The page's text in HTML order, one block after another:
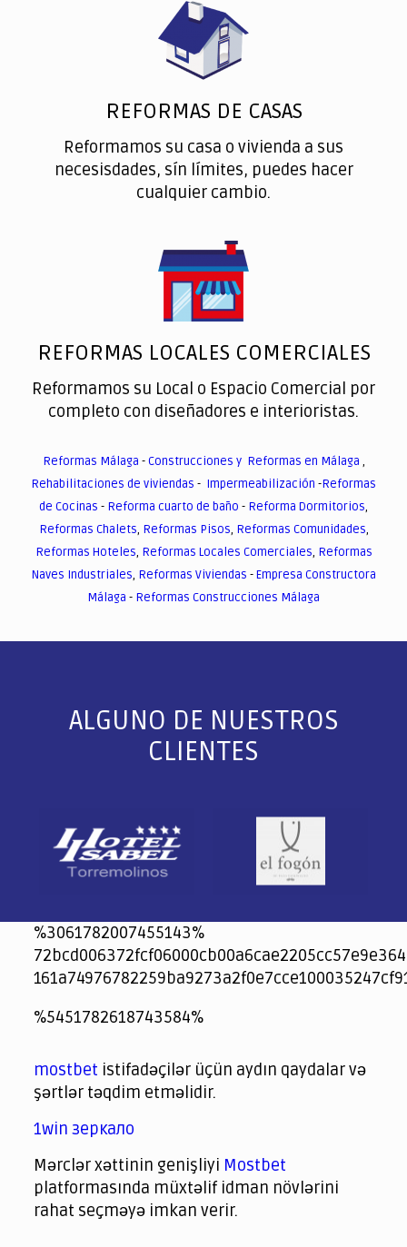
REFORMAS DE CASAS
Reformamos su casa o vivienda a sus
necesisdades, sín límites, puedes hacer
cualquier cambio.
REFORMAS LOCALES COMERCIALES
Reformamos su Local o Espacio Comercial por
completo con diseñadores e interioristas.
Reformas Málaga -Construcciones y Reformas en Málaga ,
Rehabilitaciones de viviendas - Impermeabilización -Reformas
de Cocinas - Reforma cuarto de baño - Reforma Dormitorios,
Reformas Chalets, Reformas Pisos, Reformas Comunidades,
Reformas Hoteles, Reformas Locales Comerciales, Reformas
Naves Industriales, Reformas Viviendas -Empresa Constructora
Málaga - Reformas Construcciones Málaga
ALGUNO DE NUESTROS
CLIENTES
%3061782007455143%
jeetcity
1xbet
jeet city casino
%5451782618743584%
spintiger
Avabet
Spinrise
Crown Green
Crowngreen casino login
슈가 러쉬1000 슬롯
crazy time casino online
1xcasinozambia.com
codingworldnews.com
parimatch.kr
winorio
winorio casino
winorio
mostbet istifadəçilər üçün aydın qaydalar və
şərtlər təqdim etməlidir.
1win зеркало
Mərclər xəttinin genişliyi Mostbet
platformasında müxtəlif idman növlərini
rahat seçməyə imkan verir.